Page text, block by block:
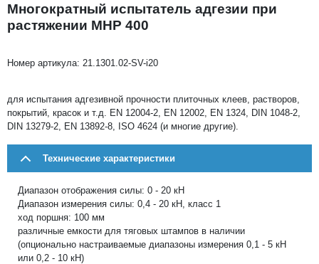
Многократный испытатель адгезии при
растяжении MHP 400
Номер артикула: 21.1301.02-SV-i20
для испытания адгезивной прочности плиточных клеев, растворов,
покрытий, красок и т.д. EN 12004-2, EN 12002, EN 1324, DIN 1048-2,
DIN 13279-2, EN 13892-8, ISO 4624 (и многие другие).
Технические характеристики
Диапазон отображения силы: 0 - 20 кН
Диапазон измерения силы: 0,4 - 20 кН, класс 1
ход поршня: 100 мм
различные емкости для тяговых штампов в наличии
(опционально настраиваемые диапазоны измерения 0,1 - 5 кН
или 0,2 - 10 кН)